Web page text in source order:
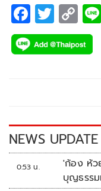
F
ac
e
k
T
wi
tt
C
o
p
k
NEWS UPDATE
0:53 น.
'ก้อง ห้ว
บุญธรรม